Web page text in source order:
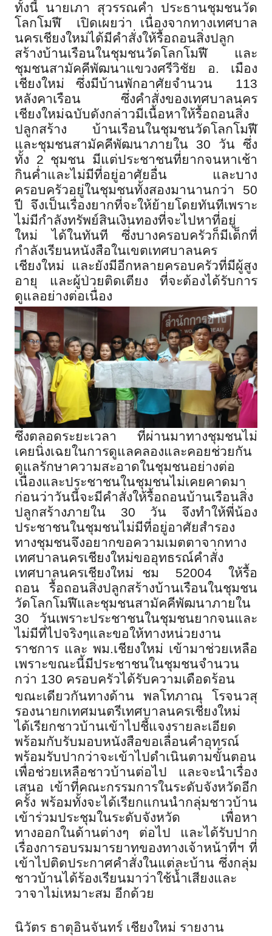
ทั้งนี้ นายเภา สุวรรณคำ ประธานชุมชนวัด
โลกโมฬี เปิดเผยว่า เนื่องจากทางเทศบาล
นครเชียงใหม่ได้มีคำสั่งให้รื้อถอนสิ่งปลูก
สร้างบ้านเรือนในชุมชนวัดโลกโมฬี และ
ชุมชนสามัคคีพัฒนาแขวงศรีวิชัย อ. เมือง
เชียงใหม่ ซึ่งมีบ้านพักอาศัยจำนวน 113
หลังคาเรือน ซึ่งคำสั่งของเทศบาลนคร
เชียงใหม่ฉบับดังกล่าวมีเนื้อหาให้รื้อถอนสิ่ง
ปลูกสร้าง บ้านเรือนในชุมชนวัดโลกโมฬี
และชุมชนสามัคคีพัฒนาภายใน 30 วัน ซึ่ง
ทั้ง 2 ชุมชน มีแต่ประชาชนที่ยากจนหาเช้า
กินค่ำและไม่มีที่อยู่อาศัยอื่น และบาง
ครอบครัวอยู่ในชุมชนทั้งสองมานานกว่า 50
ปี จึงเป็นเรื่องยากที่จะให้ย้ายโดยทันทีเพราะ
ไม่มีกำลังทรัพย์สินเงินทองที่จะไปหาที่อยู่
ใหม่ ได้ในทันที ซึ่งบางครอบครัวก็มีเด็กที่
กำลังเรียนหนังสือในเขตเทศบาลนคร
เชียงใหม่ และยังมีอีกหลายครอบครัวที่มีผู้สูง
อายุ และผู้ป่วยติดเตียง ที่จะต้องได้รับการ
ดูแลอย่างต่อเนื่อง
ซึ่งตลอดระยะเวลา ที่ผ่านมาทางชุมชนไม่
เคยนิ่งเฉยในการดูแลคลองและคอยช่วยกัน
ดูแลรักษาความสะอาดในชุมชนอย่างต่อ
เนื่องและประชาชนในชุมชนไม่เคยคาดมา
ก่อนว่าวันนี้จะมีคำสั่งให้รื้อถอนบ้านเรือนสิ่ง
ปลูกสร้างภายใน 30 วัน จึงทำให้พี่น้อง
ประชาชนในชุมชนไม่มีที่อยู่อาศัยสำรอง
ทางชุมชนจึงอยากขอความเมตตาจากทาง
เทศบาลนครเชียงใหม่ขออุทธรณ์คำสั่ง
เทศบาลนครเชียงใหม่ ชม 52004 ให้รื้อ
ถอน รื้อถอนสิ่งปลูกสร้างบ้านเรือนในชุมชน
วัดโลกโมฬีและชุมชนสามัคคีพัฒนาภายใน
30 วันเพราะประชาชนในชุมชนยากจนและ
ไม่มีที่ไปจริงๆและขอให้ทางหน่วยงาน
ราชการ และ พม.เชียงใหม่ เข้ามาช่วยเหลือ
เพราะขณะนี้มีประชาชนในชุมชนจำนวน
กว่า 130 ครอบครัวได้รับความเดือดร้อน
ขณะเดียวกันทางด้าน พลโทภาณุ โรจนวสุ
รองนายกเทศมนตรีเทศบาลนครเชียงใหม่
ได้เรียกชาวบ้านเข้าไปชี้แจงรายละเอียด
พร้อมกับรับมอบหนังสือขอเลื่อนคำอุทรณ์
พร้อมรับปากว่าจะเข้าไปดำเนินตามขั้นตอน
เพื่อช่วยเหลือชาวบ้านต่อไป และจะนำเรื่อง
เสนอ เข้าที่คณะกรรมการในระดับจังหวัดอีก
ครั้ง พร้อมทั้งจะได้เรียกแกนนำกลุ่มชาวบ้าน
เข้าร่วมประชุมในระดับจังหวัด เพื่อหา
ทางออกในด้านต่างๆ ต่อไป และได้รับปาก
เรื่องการอบรมมารยาทของทางเจ้าหน้าที่ฯ ที่
เข้าไปติดประกาศคำสั่งในแต่ละบ้าน ซึ่งกลุ่ม
ชาวบ้านได้ร้องเรียนมาว่าใช้น้ำเสียงและ
วาจาไม่เหมาะสม อีกด้วย
นิวัตร ธาตุอินจันทร์ เชียงใหม่ รายงาน